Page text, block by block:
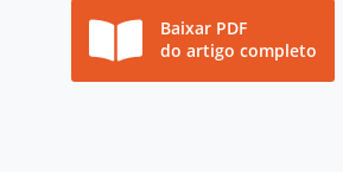
Baixar PDF
do artigo completo